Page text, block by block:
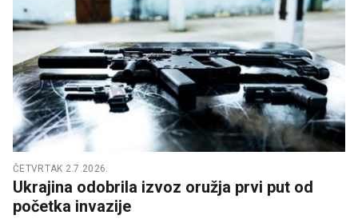
ČETVRTAK 2.7.2026.
Ukrajina odobrila izvoz oružja prvi put od
početka invazije